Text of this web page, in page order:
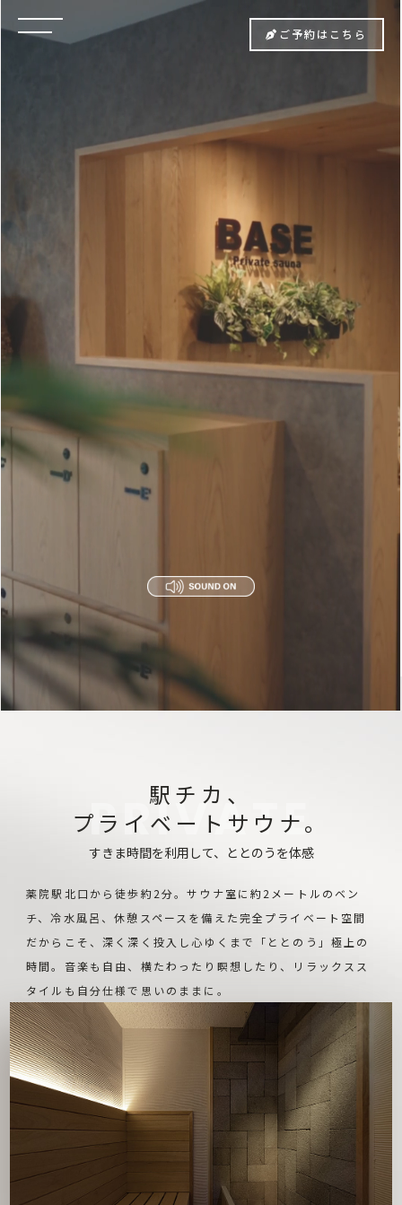
ご予約はこちら
2026.01.02 150分コースを新設しました
駅チカ、
プライベートサウナ。
すきま時間を利用して、ととのうを体感
薬院駅北⼝から徒歩約2分。サウナ室に約2メートルのベン
チ、冷水風呂、休憩スペースを備えた完全プライベート空間
だからこそ、深く深く投入し心ゆくまで「ととのう」極上の
時間。音楽も自由、横たわったり瞑想したり、リラックスス
タイルも自分仕様で思いのままに。